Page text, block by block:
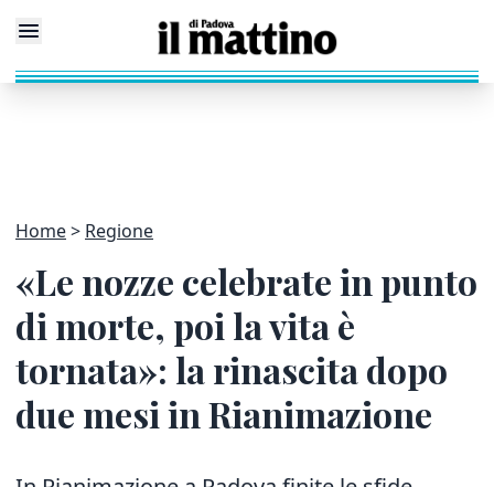
Home Regione
«Le nozze celebrate in punto
di morte, poi la vita è
tornata»: la rinascita dopo
due mesi in Rianimazione